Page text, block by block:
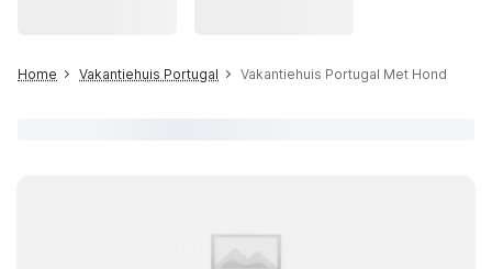
Home Vakantiehuis Portugal Vakantiehuis Portugal Met Hond